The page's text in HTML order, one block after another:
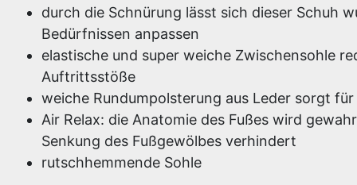
durch die Schnürung lässt sich dieser Schuh
Bedürfnissen anpassen
elastische und super weiche Zwischensohle
Auftrittsstöße
weiche Rundumpolsterung aus Leder sorgt
Air Relax: die Anatomie des Fußes wird
Senkung des Fußgewölbes verhindert
rutschhemmende Sohle